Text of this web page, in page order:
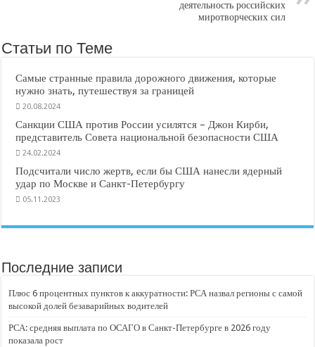
деятельность российских
миротворческих сил
Статьи по Теме
Самые странные правила дорожного движения, которые
нужно знать, путешествуя за границей
20.08.2024
Санкции США против России усилятся – Джон Кирби,
представитель Совета национальной безопасности США
24.02.2024
Подсчитали число жертв, если бы США нанесли ядерный
удар по Москве и Санкт-Петербургу
05.11.2023
Последние записи
Плюс 6 процентных пунктов к аккуратности: РСА назвал регионы с самой
высокой долей безаварийных водителей
РСА: средняя выплата по ОСАГО в Санкт-Петербурге в 2026 году
показала рост